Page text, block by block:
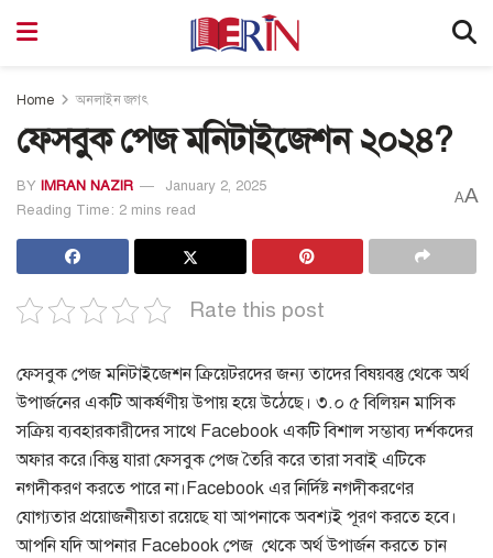
Home অনলাইন জগৎ
ফেসবুক পেজ মনিটাইজেশন ২০২৪?
BY IMRAN NAZIR
January 2, 2025
Reading Time: 2 mins read
AA
Rate this post
ফেসবুক পেজ মনিটাইজেশন ক্রিয়েটরদের জন্য তাদের বিষয়বস্তু থেকে অর্থ
উপার্জনের একটি আকর্ষণীয় উপায় হয়ে উঠেছে। ৩.০ ৫ বিলিয়ন মাসিক
সক্রিয় ব্যবহারকারীদের সাথে Facebook একটি বিশাল সম্ভাব্য দর্শকদের
অফার করে।কিন্তু যারা ফেসবুক পেজ তৈরি করে তারা সবাই এটিকে
নগদীকরণ করতে পারে না।Facebook এর নির্দিষ্ট নগদীকরণের
যোগ্যতার প্রয়োজনীয়তা রয়েছে যা আপনাকে অবশ্যই পূরণ করতে হবে।
আপনি যদি আপনার Facebook পেজ থেকে অর্থ উপার্জন করতে চান